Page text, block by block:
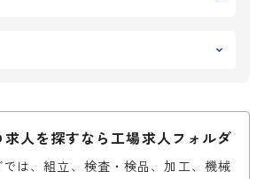
人を探すなら工場求人フォルダ
は、組立、検査・検品、加工、機械